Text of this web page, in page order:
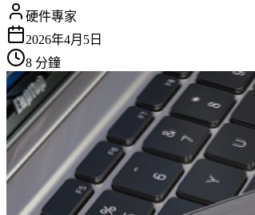
硬件專家
2026年4月5日
8 分鐘